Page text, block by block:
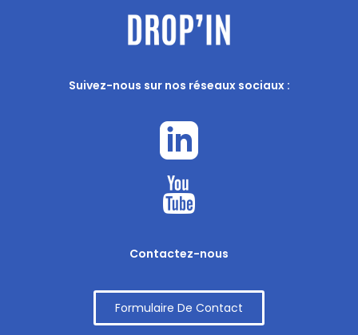
Suivez-nous sur nos réseaux sociaux :
Contactez-nous
Formulaire De Contact